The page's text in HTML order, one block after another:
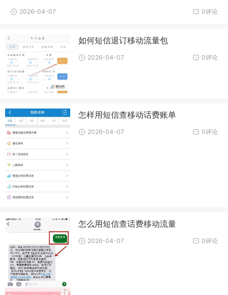
0评论
2026-04-07
如何短信退订移动流量包
0评论
2026-04-07
怎样用短信查移动话费账单
0评论
2026-04-07
怎么用短信查话费移动流量
0评论
2026-04-07